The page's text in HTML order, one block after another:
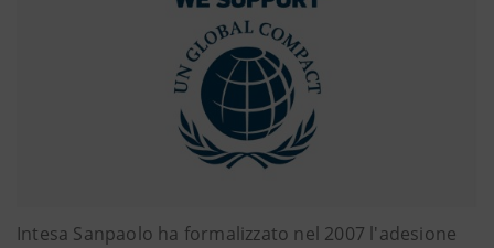
Intesa Sanpaolo ha formalizzato nel 2007 l'adesione